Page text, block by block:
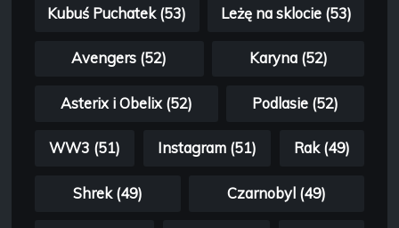
Kubuś Puchatek (53) Leżę na sklocie (53)
Avengers (52) Karyna (52)
Asterix i Obelix (52) Podlasie (52)
WW3 (51) Instagram (51) Rak (49)
Shrek (49) Czarnobyl (49)